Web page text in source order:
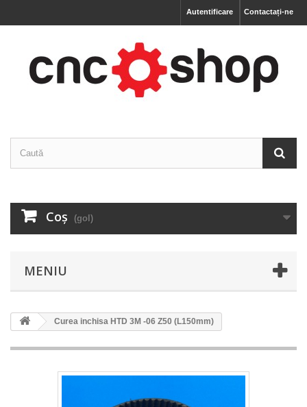
Contactați-ne
Autentificare
Coş (gol)
MENIU
Curea inchisa HTD 3M -06 Z50 (L150mm)